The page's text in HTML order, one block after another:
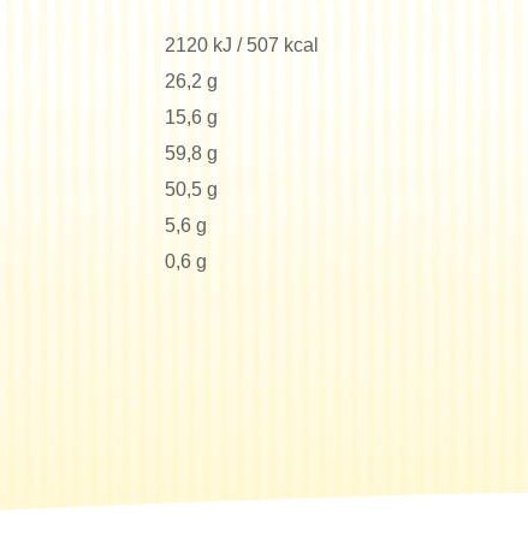
2120 kJ / 507 kcal
26,2 g
15,6 g
59,8 g
50,5 g
5,6 g
0,6 g